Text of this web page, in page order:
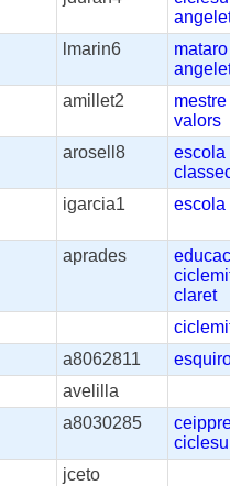
lmarin6
mataro
amillet2
mestre
valors
arosell8
escola
igarcia1 escola
aprades
claret
a8062811
avelilla
a8030285
jceto